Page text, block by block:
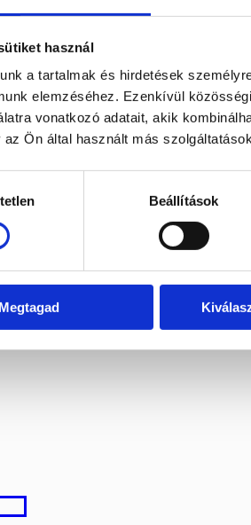
használ
a tartalmak és hirdetések
elemzéséhez. Ezenkívül
vonatkozó adatait, akik
Ön által használt más
Beállítások
Megtagad
amely ötvözi az ünnepi hangulatot a